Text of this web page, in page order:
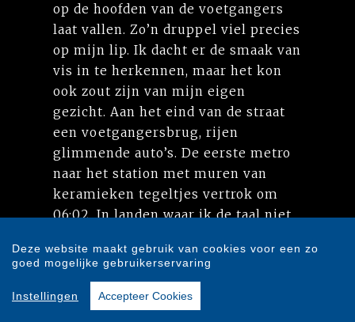
op de hoofden van de voetgangers
laat vallen. Zo’n druppel viel precies
op mijn lip. Ik dacht er de smaak van
vis in te herkennen, maar het kon
ook zout zijn van mijn eigen
gezicht. Aan het eind van de straat
een voetgangersbrug, rijen
glimmende auto’s. De eerste metro
naar het station met muren van
keramieken tegeltjes vertrok om
06:02. In landen waar ik de taal niet
geluiden concentreren. Ik verliet
water. Hoewel de oever overdag een
Deze website maakt gebruik van cookies voor een zo
goed mogelijke gebruikerservaring
Instellingen Accepteer Cookies